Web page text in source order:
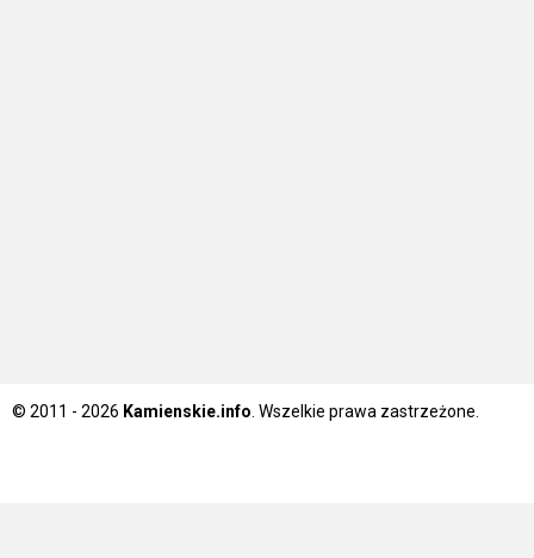
© 2011 - 2026 Kamienskie.info . Wszelkie prawa zastrzeżone.